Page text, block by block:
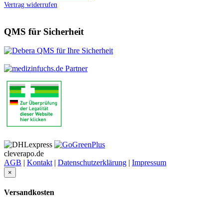
Vertrag widerrufen
QMS für Sicherheit
cleverapo.de
AGB | Kontakt | Datenschutzerklärung | Impressum
×
Versandkosten